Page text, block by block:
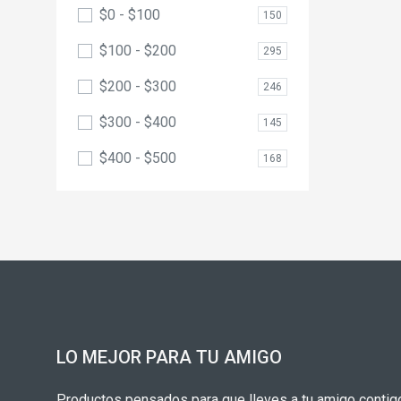
$0 - $100 150
$100 - $200 295
$200 - $300 246
$300 - $400 145
$400 - $500 168
LO MEJOR PARA TU AMIGO